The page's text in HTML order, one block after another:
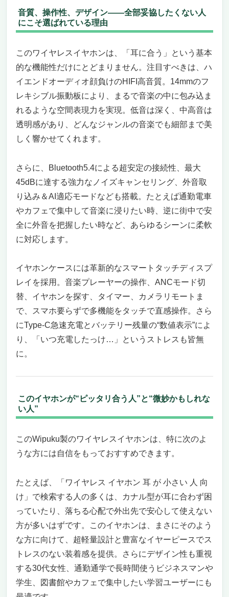
ン体験へ
小さな耳にも、妥協なき音を。Shure SE846
解像度の高さ、空間の広さ、低音の深さ。こ
れが“音を聴く”の本当の意味
小さな耳のあなたにこそ、使ってほしい。で
しません
プロも唸る。価格以上の満足を、あなたの耳
で。
【Anker Soundcore AeroFit 2】 耳が小さい人
イヤレスイヤホンの新定番
耳に“乗せる”新感覚、圧迫ゼロで長時間も快
適
し
充電も快適。10分で4時間再生。最大42時間
のロングライフ
ルチタスク
こんな人におすすめ。逆に、こんな人には向
かないかも？
耳に悩んできた人ほど、試してほしい一台
Bang & Olufsen Beoplay EX：耳が小さい人に
もラグジュアリーな音体験を。
音楽もデザインも妥協したくない、あなた
ノイズキャンセリングと防水性で、あらゆる
この商品が本当におすすめな人、ちょっと違
うかもしれない人。
ソニー WI-1000XM2｜耳が小さい人に本気で勧
しのネックバンド型ワイヤレスイヤホン
小さな耳に、確かなフィット感と安心感を
——ネックバンド型だから叶う“落ちない自
由”
音楽に集中できる静けさとハイレゾ級の音質
——その両方が欲しい人にこそ
る。それが「耳が小さい人向けイヤホン」の
理想形
音質、操作性、デザイン――全部妥協したくない人
にこそ選ばれている理由
このワイヤレスイヤホンは、「耳に合う」という基本
的な機能性だけにとどまりません。注目すべきは、ハ
イエンドオーディオ顔負けのHIFI高音質。14mmのフ
レキシブル振動板により、まるで音楽の中に包み込ま
れるような空間表現力を実現。低音は深く、中高音は
透明感があり、どんなジャンルの音楽でも細部まで美
しく響かせてくれます。
さらに、Bluetooth5.4による超安定の接続性、最大
45dBに達する強力なノイズキャンセリング、外音取
り込み＆AI適応モードなども搭載。たとえば通勤電車
やカフェで集中して音楽に浸りたい時、逆に街中で安
全に外音を把握したい時など、あらゆるシーンに柔軟
に対応します。
イヤホンケースには革新的なスマートタッチディスプ
レイを採用。音楽プレーヤーの操作、ANCモード切
替、イヤホンを探す、タイマー、カメラリモートま
で、スマホ要らずで多機能をタッチで直感操作。さら
にType-C急速充電とバッテリー残量の“数値表示”によ
り、「いつ充電したっけ…」というストレスも皆無
に。
このイヤホンが“ピッタリ合う人”と“微妙かもしれな
い人”
このWipuku製のワイヤレスイヤホンは、特に次のよ
うな方には自信をもっておすすめできます。
たとえば、「ワイヤレス イヤホン 耳 が 小さい 人 向
け」で検索する人の多くは、カナル型が耳に合わず困
っていたり、落ちる心配で外出先で安心して使えない
方が多いはずです。このイヤホンは、まさにそのよう
な方に向けて、超軽量設計と豊富なイヤーピースでス
トレスのない装着感を提供。さらにデザイン性も重視
する30代女性、通勤通学で長時間使うビジネスマンや
学生、図書館やカフェで集中したい学習ユーザーにも